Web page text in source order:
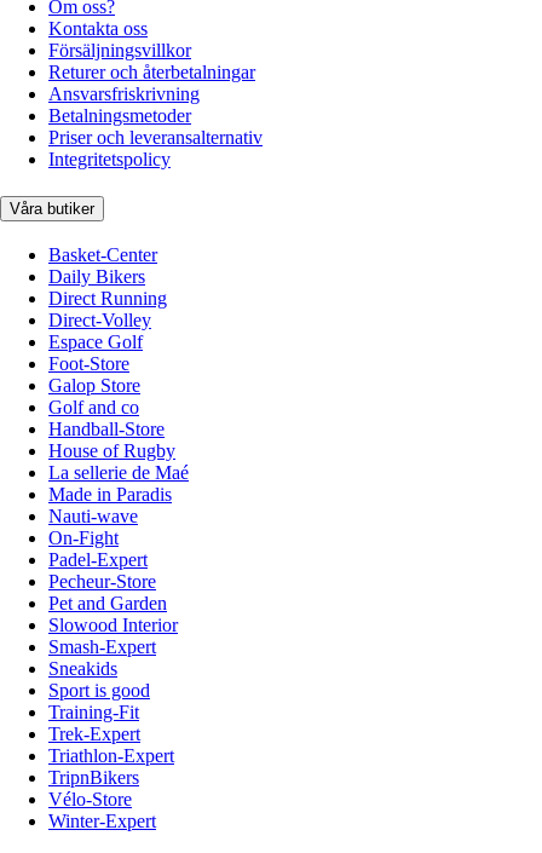
Om oss?
Kontakta oss
Försäljningsvillkor
Returer och återbetalningar
Ansvarsfriskrivning
Betalningsmetoder
Priser och leveransalternativ
Integritetspolicy
Våra butiker
Basket-Center
Daily Bikers
Direct Running
Direct-Volley
Espace Golf
Foot-Store
Galop Store
Golf and co
Handball-Store
House of Rugby
La sellerie de Maé
Made in Paradis
Nauti-wave
On-Fight
Padel-Expert
Pecheur-Store
Pet and Garden
Slowood Interior
Smash-Expert
Sneakids
Sport is good
Training-Fit
Trek-Expert
Triathlon-Expert
TripnBikers
Vélo-Store
Winter-Expert